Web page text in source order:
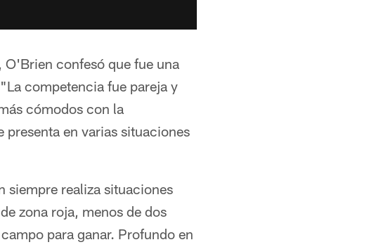
confesó que fue una
competencia fue pareja y
cómodos con la
en varias situaciones
siempre realiza situaciones
zona roja, menos de dos
para ganar. Profundo en